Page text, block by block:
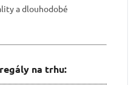
a dlouhodobé
na trhu: